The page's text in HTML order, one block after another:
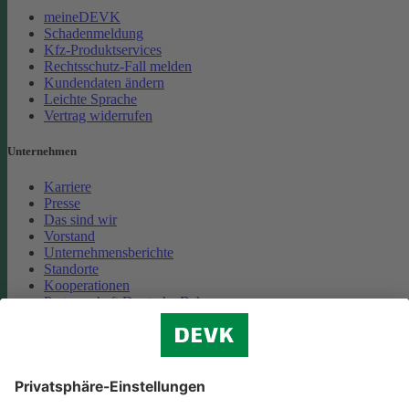
meineDEVK
Schadenmeldung
Kfz-Produktservices
Rechtsschutz-Fall melden
Kundendaten ändern
Leichte Sprache
Vertrag widerrufen
Unternehmen
Karriere
Presse
Das sind wir
Vorstand
Unternehmensberichte
Standorte
Kooperationen
Partnerschaft Deutsche Bahn